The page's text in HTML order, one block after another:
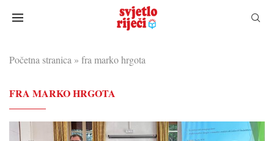
Početna stranica » fra marko hrgota
FRA MARKO HRGOTA